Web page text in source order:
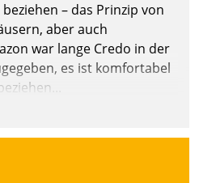
– das Prinzip von
aber auch
war lange Credo in der
es ist komfortabel